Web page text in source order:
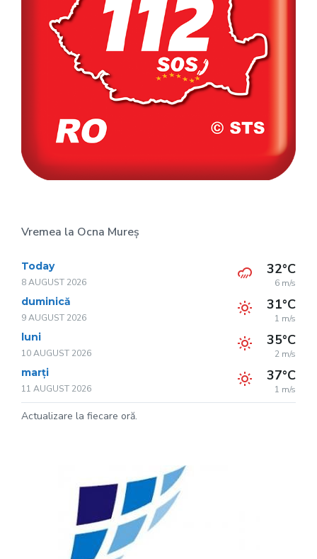
Vremea la Ocna Mureș
Today
8 AUGUST 2026
32°C
6 m/s
duminică
9 AUGUST 2026
31°C
1 m/s
luni
10 AUGUST 2026
35°C
2 m/s
marți
11 AUGUST 2026
37°C
1 m/s
Actualizare la fiecare oră.